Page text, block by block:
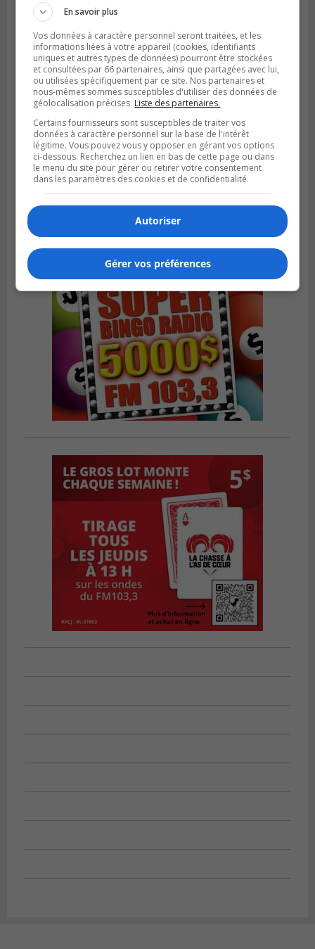
GREENFIELD PARK
Publié le 31 juillet 2026 à 16h45
Des firmes de Longueuil vont participer
aux méga-travaux de l’hôpital Charles-
Le Moyne
En savoir plus
Vos données à caractère personnel seront traitées, et les
informations liées à votre appareil (cookies, identifiants
uniques et autres types de données) pourront être stockées
et consultées par 66 partenaires, ainsi que partagées avec lui,
ou utilisées spécifiquement par ce site. Nos partenaires et
nous-mêmes sommes susceptibles d'utiliser des données de
géolocalisation précises. Liste des partenaires.
Certains fournisseurs sont susceptibles de traiter vos
données à caractère personnel sur la base de l'intérêt
légitime. Vous pouvez vous y opposer en gérant vos options
ci-dessous. Recherchez un lien en bas de cette page ou dans
le menu du site pour gérer ou retirer votre consentement
dans les paramètres des cookies et de confidentialité.
Autoriser
Gérer vos préférences